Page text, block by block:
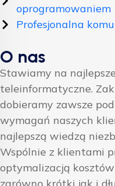
oprogramowaniem
Profesjonalna
O nas
Stawiamy na
teleinformatyczne.
dobieramy zawsze
wymagań naszych
najlepszą wiedzą
Wspólnie z klientami
optymalizacją